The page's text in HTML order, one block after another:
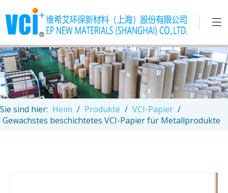
Sie sind hier: Heim / Produkte / VCI-Papier /
Gewachstes beschichtetes VCI-Papier für Metallprodukte